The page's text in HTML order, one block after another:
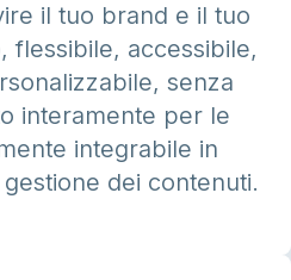
il tuo brand e il tuo
flessibile, accessibile,
senza
interamente per le
integrabile in
dei contenuti.